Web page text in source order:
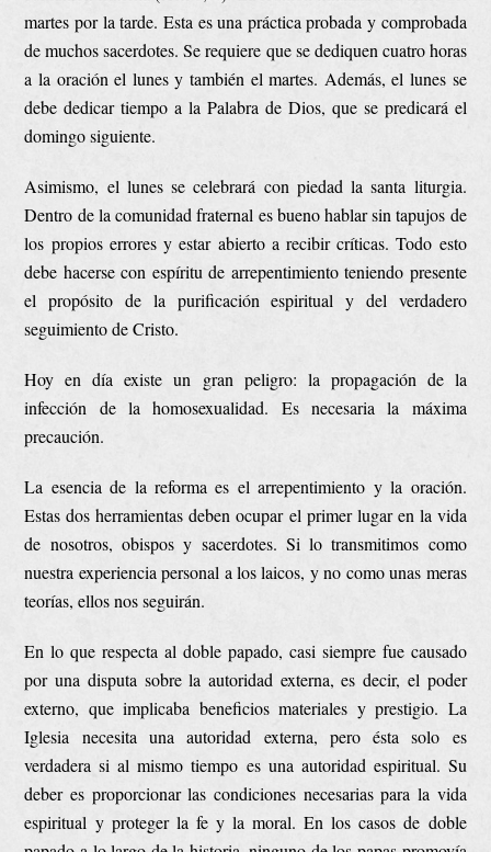
martes por la tarde. Esta es una práctica probada y comprobada
de muchos sacerdotes. Se requiere que se dediquen cuatro horas
a la oración el lunes y también el martes. Además, el lunes se
debe dedicar tiempo a la Palabra de Dios, que se predicará el
domingo siguiente.
Asimismo, el lunes se celebrará con piedad la santa liturgia.
Dentro de la comunidad fraternal es bueno hablar sin tapujos de
los propios errores y estar abierto a recibir críticas. Todo esto
debe hacerse con espíritu de arrepentimiento teniendo presente
el propósito de la purificación espiritual y del verdadero
seguimiento de Cristo.
Hoy en día existe un gran peligro: la propagación de la
infección de la homosexualidad. Es necesaria la máxima
precaución.
La esencia de la reforma es el arrepentimiento y la oración.
Estas dos herramientas deben ocupar el primer lugar en la vida
de nosotros, obispos y sacerdotes. Si lo transmitimos como
nuestra experiencia personal a los laicos, y no como unas meras
teorías, ellos nos seguirán.
En lo que respecta al doble papado, casi siempre fue causado
por una disputa sobre la autoridad externa, es decir, el poder
externo, que implicaba beneficios materiales y prestigio. La
Iglesia necesita una autoridad externa, pero ésta solo es
verdadera si al mismo tiempo es una autoridad espiritual. Su
deber es proporcionar las condiciones necesarias para la vida
espiritual y proteger la fe y la moral. En los casos de doble